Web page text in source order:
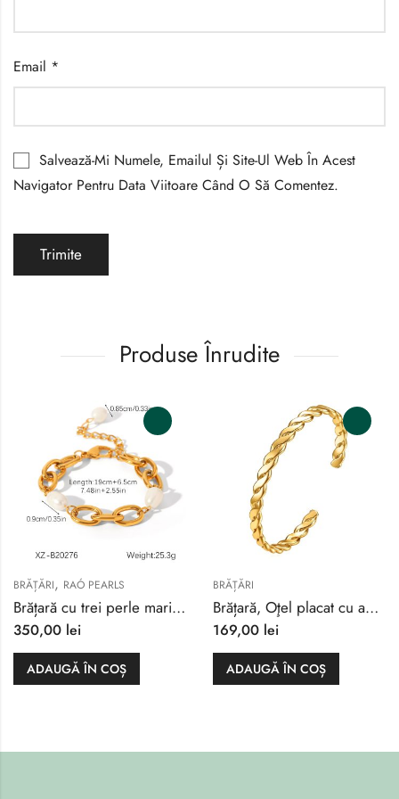
Email *
Salvează-Mi Numele, Emailul Și Site-Ul Web În Acest
Navigator Pentru Data Viitoare Când O Să Comentez.
Produse Înrudite
BRĂȚĂRI, RAÓ PEARLS
Brățară cu trei perle mari apă dulce
350,00 lei
ADAUGĂ ÎN COȘ
BRĂȚĂRI
Brățară, Oţel placat cu aur 18K
169,00 lei
ADAUGĂ ÎN COȘ